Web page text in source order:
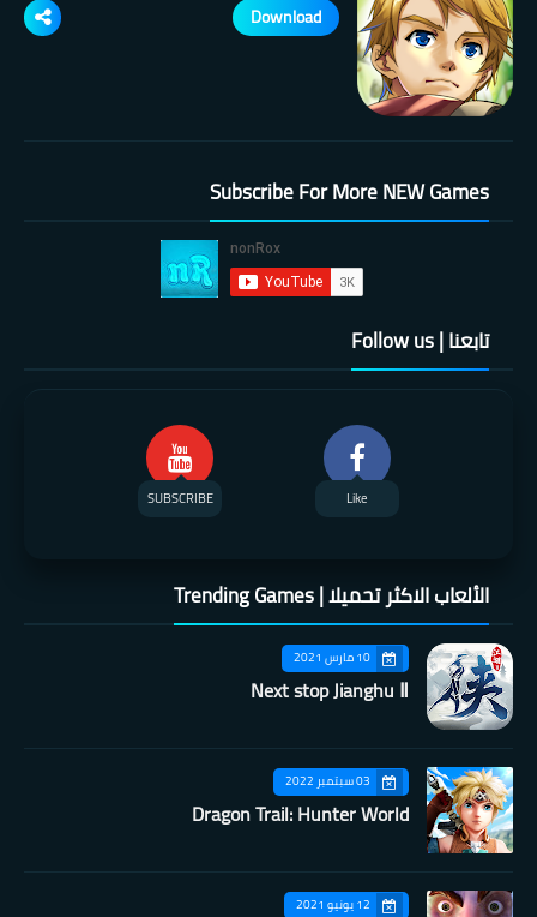
Download
Subscribe For More NEW Games
تابعنا | Follow us
Like
SUBSCRIBE
الألعاب الاكثر تحميلا | Trending Games
10 مارس 2021
Next stop Jianghu Ⅱ
03 سبتمبر 2022
Dragon Trail: Hunter World
12 يونيو 2021